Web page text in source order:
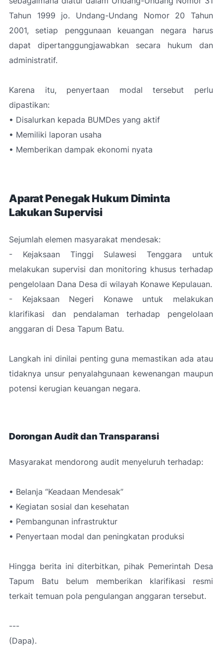
Tahun 1999 jo. Undang-Undang Nomor 20 Tahun
2001, setiap penggunaan keuangan negara harus
dapat dipertanggungjawabkan secara hukum dan
administratif.
Karena itu, penyertaan modal tersebut perlu
dipastikan:
• Disalurkan kepada BUMDes yang aktif
• Memiliki laporan usaha
• Memberikan dampak ekonomi nyata
Aparat Penegak Hukum Diminta
Lakukan Supervisi
Sejumlah elemen masyarakat mendesak:
- Kejaksaan Tinggi Sulawesi Tenggara untuk
melakukan supervisi dan monitoring khusus terhadap
pengelolaan Dana Desa di wilayah Konawe Kepulauan.
- Kejaksaan Negeri Konawe untuk melakukan
klarifikasi dan pendalaman terhadap pengelolaan
anggaran di Desa Tapum Batu.
Langkah ini dinilai penting guna memastikan ada atau
tidaknya unsur penyalahgunaan kewenangan maupun
potensi kerugian keuangan negara.
Dorongan Audit dan Transparansi
Masyarakat mendorong audit menyeluruh terhadap:
• Belanja “Keadaan Mendesak”
• Kegiatan sosial dan kesehatan
• Pembangunan infrastruktur
• Penyertaan modal dan peningkatan produksi
Hingga berita ini diterbitkan, pihak Pemerintah Desa
Tapum Batu belum memberikan klarifikasi resmi
terkait temuan pola pengulangan anggaran tersebut.
---
(Dapa).